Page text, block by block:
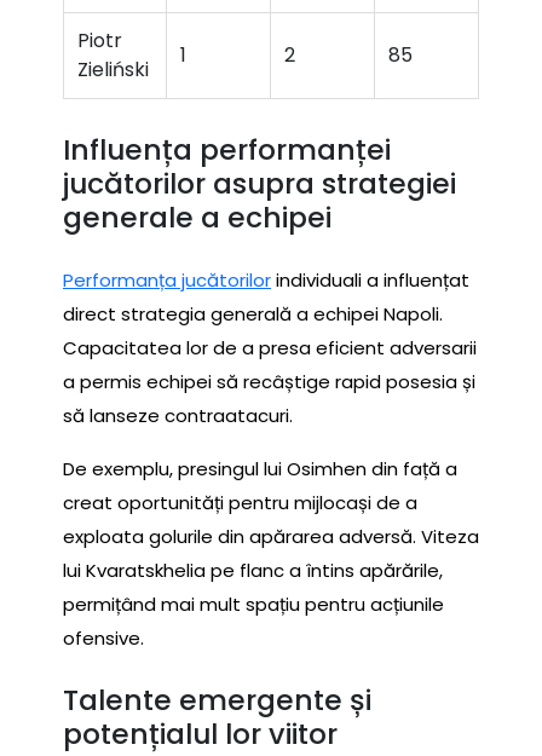
Piotr
Zieliński
1 2 85
Influența performanței
jucătorilor asupra strategiei
generale a echipei
Performanța jucătorilorindividuali a influențat
direct strategia generală a echipei Napoli.
Capacitatea lor de a presa eficient adversarii
a permis echipei să recâștige rapid posesia și
să lanseze contraatacuri.
De exemplu, presingul lui Osimhen din față a
creat oportunități pentru mijlocași de a
exploata golurile din apărarea adversă. Viteza
lui Kvaratskhelia pe flanc a întins apărările,
permițând mai mult spațiu pentru acțiunile
ofensive.
Talente emergente și
potențialul lor viitor